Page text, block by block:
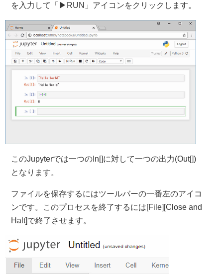
を入力して「▶RUN」アイコンをクリックします。
このJupyterでは一つのIn[]に対して一つの出力(Out[])
となります。
ファイルを保存するにはツールバーの一番左のアイコ
ンです。このプロセスを終了するには[File][Close and
Halt]で終了させます。